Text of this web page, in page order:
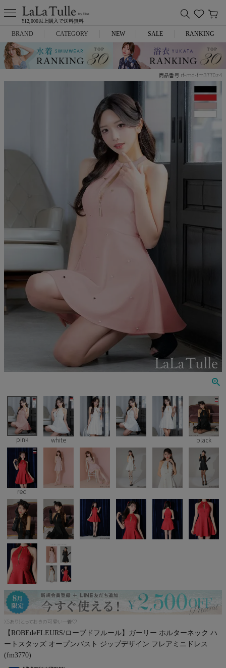
¥12,000以上購入で送料無料
BRAND
Anella
DEA.
Andy
JENNNY
COMEX
Rechercher
Pleaser
CATEGORY
ミニドレス
スーツ
ランジェリー
水着
NEW SALE RANKING
商品番号 rf-md-fm3770z4
pink white black
red
XSあり!とっておきの可愛い一着♡
【ROBEdeFLEURS/ローブドフルール】ガーリー ホルターネック ハ
ートスタッズ オープンバスト ジップデザイン フレアミニドレス
(fm3770)